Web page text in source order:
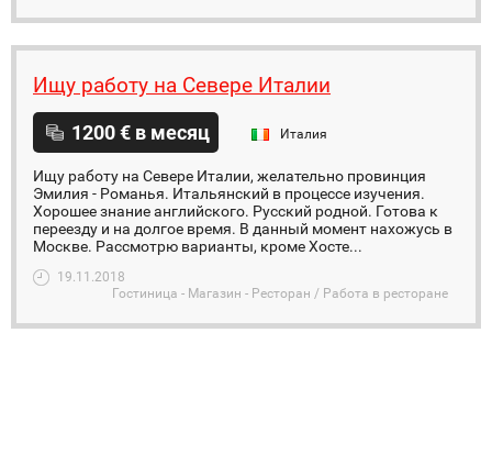
Ищу работу на Севере Италии
1200 € в месяц Италия
Ищу работу на Севере Италии, желательно провинция
Эмилия - Романья. Итальянский в процессе изучения.
Хорошее знание английского. Русский родной. Готова к
переезду и на долгое время. В данный момент нахожусь в
Москве. Рассмотрю варианты, кроме Хосте...
19.11.2018
Гостиница - Магазин - Ресторан / Работа в ресторане